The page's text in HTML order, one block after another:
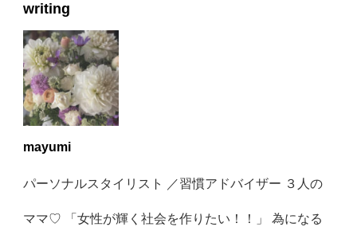
writing
mayumi
パーソナルスタイリスト ／習慣アドバイザー ３人の
ママ♡ 「女性が輝く社会を作りたい！！」 為になる